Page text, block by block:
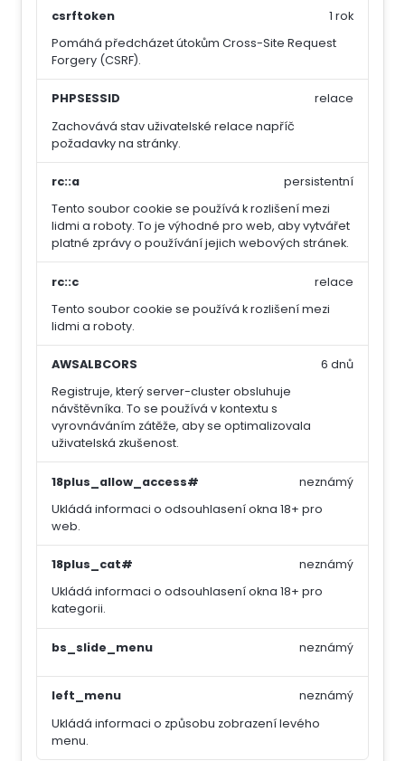
csrftoken
Pomáhá předcházet útokům Cross-Site Request
Forgery (CSRF).
1 rok
PHPSESSID
Zachovává stav uživatelské relace napříč
požadavky na stránky.
relace
rc::a
Tento soubor cookie se používá k rozlišení mezi
lidmi a roboty. To je výhodné pro web, aby vytvářet
platné zprávy o používání jejich webových stránek.
persistentní
rc::c
Tento soubor cookie se používá k rozlišení mezi
lidmi a roboty.
relace
AWSALBCORS
Registruje, který server-cluster obsluhuje
návštěvníka. To se používá v kontextu s
vyrovnáváním zátěže, aby se optimalizovala
uživatelská zkušenost.
6 dnů
18plus_allow_access#
Ukládá informaci o odsouhlasení okna 18+ pro
web.
neznámý
18plus_cat#
Ukládá informaci o odsouhlasení okna 18+ pro
kategorii.
neznámý
bs_slide_menu neznámý
left_menu
Ukládá informaci o způsobu zobrazení levého
menu.
neznámý